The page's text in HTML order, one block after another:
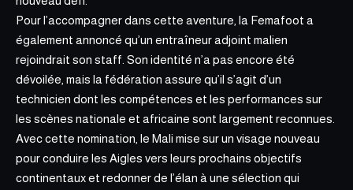
Pour l’accompagner dans cette aventure, la Femafoot a
également annoncé qu’un entraîneur adjoint malien
rejoindrait son staff. Son identité n’a pas encore été
dévoilée, mais la fédération assure qu’il s’agit d’un
technicien dont les compétences et les performances sur
les scènes nationale et africaine sont largement reconnues.
Avec cette nomination, le Mali mise sur un visage nouveau
pour conduire les Aigles vers leurs prochains objectifs
continentaux et redonner de l’élan à une sélection qui